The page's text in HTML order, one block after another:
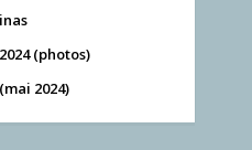
(photos)
2024)